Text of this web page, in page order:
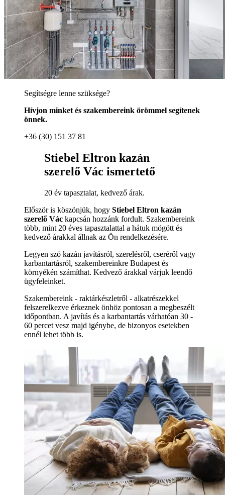
Segítségre lenne szüksége?
Hívjon minket és szakembereink örömmel segítenek
önnek.
+36 (30) 151 37 81
Stiebel Eltron kazán
szerelő Vác ismertető
20 év tapasztalat, kedvező árak.
Először is köszönjük, hogy Stiebel Eltron kazán
szerelő Vác kapcsán hozzánk fordult. Szakembereink
több, mint 20 éves tapasztalattal a hátuk mögött és
kedvező árakkal állnak az Ön rendelkezésére.
Legyen szó kazán javításról, szerelésről, cseréről vagy
karbantartásról, szakembereinkre Budapest és
környékén számíthat. Kedvező árakkal várjuk leendő
ügyfeleinket.
Szakembereink - raktárkészletről - alkatrészekkel
felszerelkezve érkeznek önhöz pontosan a megbeszélt
időpontban. A javítás és a karbantartás várhatóan 30 -
60 percet vesz majd igénybe, de bizonyos esetekben
ennél lehet több is.